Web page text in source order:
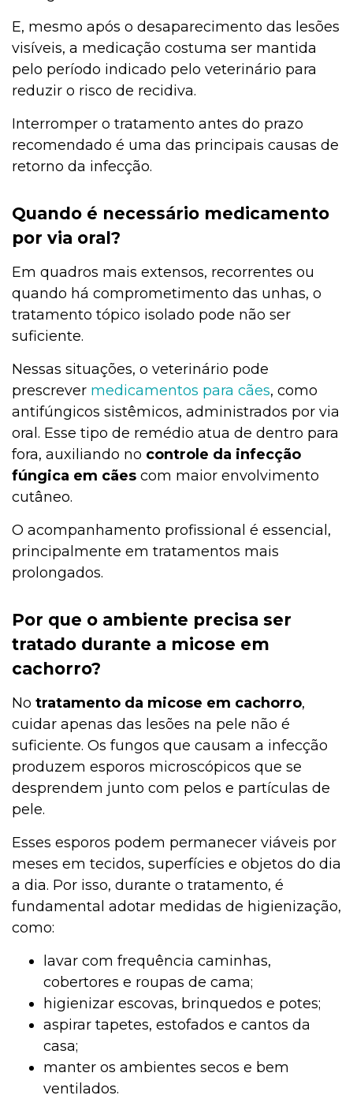
E, mesmo após o desaparecimento das lesões
visíveis, a medicação costuma ser mantida
pelo período indicado pelo veterinário para
reduzir o risco de recidiva.
Interromper o tratamento antes do prazo
recomendado é uma das principais causas de
retorno da infecção.
Quando é necessário medicamento
por via oral?
Em quadros mais extensos, recorrentes ou
quando há comprometimento das unhas, o
tratamento tópico isolado pode não ser
suficiente.
Nessas situações, o veterinário pode
prescrever medicamentos para cães, como
antifúngicos sistêmicos, administrados por via
oral. Esse tipo de remédio atua de dentro para
fora, auxiliando no controle da infecção
fúngica em cães com maior envolvimento
cutâneo.
O acompanhamento profissional é essencial,
principalmente em tratamentos mais
prolongados.
Por que o ambiente precisa ser
tratado durante a micose em
cachorro?
No tratamento da micose em cachorro,
cuidar apenas das lesões na pele não é
suficiente. Os fungos que causam a infecção
produzem esporos microscópicos que se
desprendem junto com pelos e partículas de
pele.
Esses esporos podem permanecer viáveis por
meses em tecidos, superfícies e objetos do dia
a dia. Por isso, durante o tratamento, é
fundamental adotar medidas de higienização,
como:
lavar com frequência caminhas,
cobertores e roupas de cama;
higienizar escovas, brinquedos e potes;
aspirar tapetes, estofados e cantos da
casa;
manter os ambientes secos e bem
ventilados.